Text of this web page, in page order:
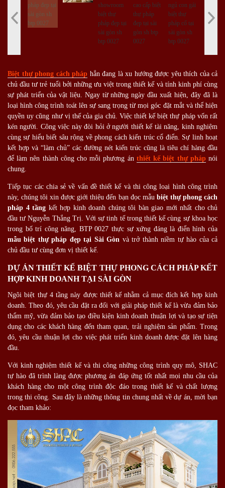
Biệt thự phong cách pháp hẳn đang là xu hướng được yêu thích của cả
chủ đầu tư trẻ tuổi bởi những ưu việt trong thiết kế và tính kinh phí cùng
sự phát triển của vật liệu. Ngay từ những ngày đầu xuất hiện, đây đã là
loại hình công trình toát lên sự sang trọng từ mọi góc đặt mắt và thể hiện
quyền uy cũng như vị thế của gia chủ. Việc thiết kế biệt thự pháp vốn rất
kén người. Công việc này đòi hỏi ở người thiết kế tài năng, kinh nghiệm
cùng sự hiểu biết sâu rộng về phong cách kiến trúc cổ điển. Sự linh hoạt
kết hợp và “làm chủ” các đường nét kiến trúc cũng là tiêu chí hàng đầu
để làm nên thành công cho mỗi phương án thiết kế biệt thự phápnói
chung.
Tiếp tục các chia sẻ về vấn đề thiết kế và thi công loại hình công trình
này, chúng tôi xin được giới thiệu đến bạn đọc mẫu biệt thự phong cách
pháp 4 tầng kết hợp kinh doanh chúng tôi bàn giao mới nhất cho chủ
đầu tư Nguyễn Thắng Trị. Với sự tinh tế trong thiết kế cùng sự khoa học
trong bố trí công năng, BTP 0027 thực sự xứng đáng là điển hình của
mẫu biệt thự pháp đẹp tại Sài Gòn và trở thành niềm tự hào của cả
chủ đầu tư cùng đơn vị thiết kế.
DỰ ÁN THIẾT KẾ BIỆT THỰ PHONG CÁCH PHÁP KẾT
HỢP KINH DOANH TẠI SÀI GÒN
Ngôi biệt thự 4 tầng này được thiết kế nhằm cả mục đích kết hợp kinh
doanh. Theo đó, yêu cầu đặt ra đối với giải pháp thiết kế là vừa đảm bảo
thẩm mỹ, vừa đảm bảo tạo điều kiện kinh doanh thuận lợi và tạo sự tiện
dụng cho các khách hàng đến tham quan, trải nghiệm sản phẩm. Trong
đó, yêu cầu thuận lợi cho việc phát triển kinh doanh được đặt lên hàng
đầu.
Với kinh nghiệm thiết kế và thi công những công trình quy mô, SHAC
tự hào đã trình làng được phương án đáp ứng tốt nhất mọi nhu cầu của
khách hàng cho một công trình độc đáo trong thiết kế và chất lượng
trong thi công. Sau đây là những thông tin chung nhất về dự án, mời bạn
đọc tham khảo: